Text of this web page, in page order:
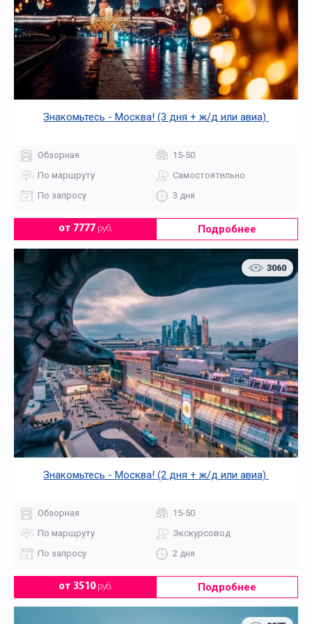
Знакомьтесь - Москва! (3 дня + ж/д или авиа)
Обзорная
15-50
По маршруту
Самостоятельно
По запросу
3 дня
от 7777руб. Подробнее
3060
Знакомьтесь - Москва! (2 дня + ж/д или авиа)
Обзорная
15-50
По маршруту
Экскурсовод
По запросу
2 дня
от 3510руб. Подробнее